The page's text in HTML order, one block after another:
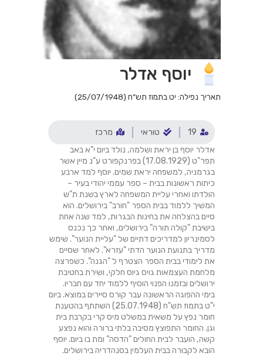
יוסף אדלר
תאריך נפילה: יט בתמוז תש"ח (25/07/1948)
19 טוראי
מרכז
אדלר יוסף בן יראת ושלמה, נולד ביום י"א באב
תפר"ט (17.08.1929) בפרנקפורט ע"נ מיין אשר
בגרמניה, למשפחה יראת שמים. יוסף למד ארבע
כיתות ראשונות בבית – ספר עממי יהודי בעיר –
הולדתו ואחרי עליית המשפחה לארץ בשנת ת"ש
המשיך ללמוד בבית הספר "חורב" בירושלים. הוא
סיים בהצלחה את בחינות הבגרות, למד שנה אחת
בישיבת "קולה תורה" בירושלים, ואחר כך נכנס
לסמינריון למדריכים דתיים של "עליית הנוער". שימש
מדריך בתנועת הנוער הדתי "עזרא". לאחר שסיים
את לימודי בבית הספר הצטרף ל "הגנה". כשפרצה
מלחמת העצמאות גויס גיוס חלקי, ושירת בחטיבת
ירושלים ובזמנו הפנוי הוסיף ללמוד יחד עם חבריו.
בימי ההפוגה הראשונה עבר קורס סיירים במוצא. ביום
י"ט בתמוז תש"ח (25.07.1948) השתתף בהטענת
חומר נפץ על משאית במשלט מיס קרי בקרבת בית
וגן. החומר התפוצץ מסיבה בלתי ברורה והוא נפצע
קשה, הועבר לבית החולים "הדסה" ומת בו ביום. יוסף
הובא לקבורה בבית העלמין בסנהדריה בירושלים.